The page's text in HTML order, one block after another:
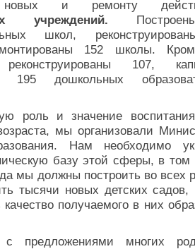
новых и ремонту
учреждений.
школ,
152 школы.
107,
195 дошкольных
роль и значение
мы организовали
Нам необходимо
базу этой сферы, в том
мы должны построить во всех
тысячи новых детских садов,
получаемого в них
с предложениями многих